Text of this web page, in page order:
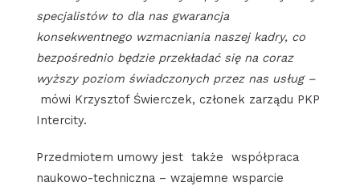
specjalistów to dla nas gwarancja
konsekwentnego wzmacniania naszej kadry, co
bezpośrednio będzie przekładać się na coraz
wyższy poziom świadczonych przez nas usług –
mówi Krzysztof Świerczek, członek zarządu PKP
Intercity.
Przedmiotem umowy jest także współpraca
naukowo-techniczna – wzajemne wsparcie